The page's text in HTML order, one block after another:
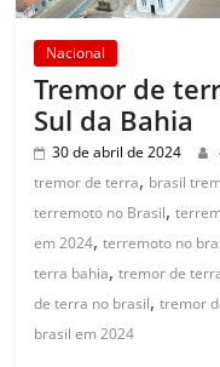
Nacional
Tremor de
Sul da Bahia
30 de abril de 2024
tremor de terra, brasil
terremoto no Brasil,
em 2024,terremoto no
terra bahia,tremor de
de terra no brasil,tremor
brasil em 2024